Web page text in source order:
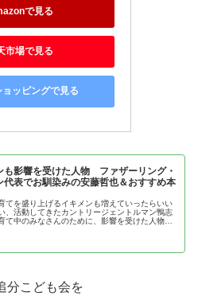
で見る
市場で見る
ッピングで見る
も影響を受けた人物 ファザーリング・
代表でお馴染みの安藤哲也＆おすすめ本
てを盛り上げるイキメンも増えていったらいい
、活動してきたカントリージェントルマン鴨志
て中のみなさんのために、影響を受けた人物、
分こども会を